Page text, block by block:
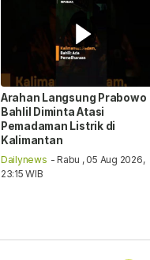
Arahan Langsung Prabowo
Bahlil Diminta Atasi
Pemadaman Listrik di
Kalimantan
Dailynews - Rabu , 05 Aug 2026,
23:15 WIB